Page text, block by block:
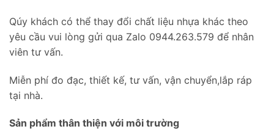
Qúy khách có thể thay đổi chất liệu nhựa khác theo
yêu cầu vui lòng gửi qua Zalo 0944.263.579 để nhân
viên tư vấn.
Miễn phí đo đạc, thiết kế, tư vấn, vận chuyển,lắp ráp
tại nhà.
Sản phẩm thân thiện với môi trường